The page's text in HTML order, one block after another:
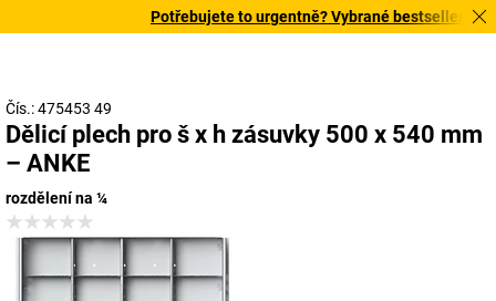
Potřebujete to urgentně? Vybrané bestsellery
Čís.: 475453 49
Dělicí plech pro š x h zásuvky 500 x 540 mm
– ANKE
rozdělení na ¼